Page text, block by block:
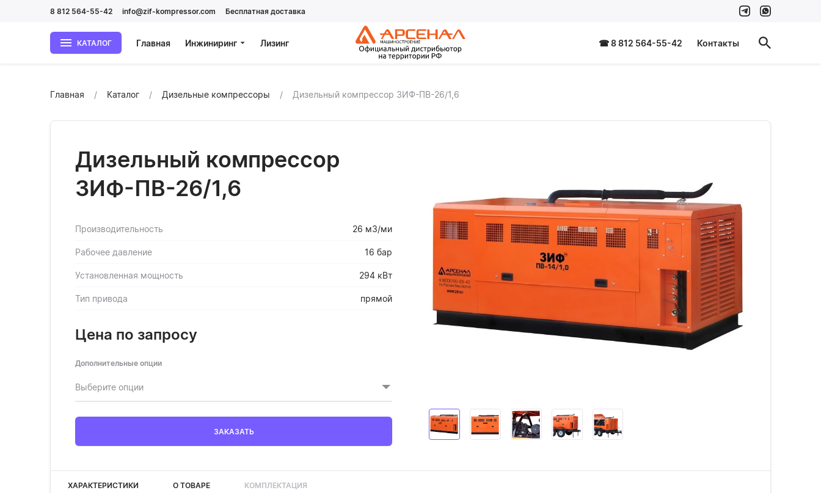
8 812 564-55-42 info@zif-kompressor.com Бесплатная доставка
КАТАЛОГ Главная Инжиниринг Лизинг ☎ 8 812 564-55-42 Контакты
Главная Каталог Дизельные компрессоры Дизельный компрессор ЗИФ-ПВ-26/1,6
Дизельный компрессор
ЗИФ-ПВ-26/1,6
Производительность 26 м3/ми
Рабочее давление 16 бар
Установленная мощность 294 кВт
Тип привода прямой
Цена по запросу
Дополнительные опции
Выберите опции
ЗАКАЗАТЬ
ХАРАКТЕРИСТИКИ О ТОВАРЕ КОМПЛЕКТАЦИЯ